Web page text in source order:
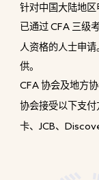
针对中国大陆地
已通过 CFA三级
人资格的人士申
供。
CFA协会及地方协
协会接受以下支付
卡、 JCB、